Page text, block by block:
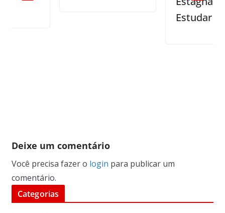
Estudar Inglês
Deixe um comentário
Você precisa fazer o login para publicar um
comentário.
Categorias